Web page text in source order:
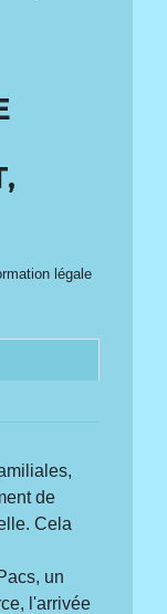
légale
de
Cela
un
l'arrivée